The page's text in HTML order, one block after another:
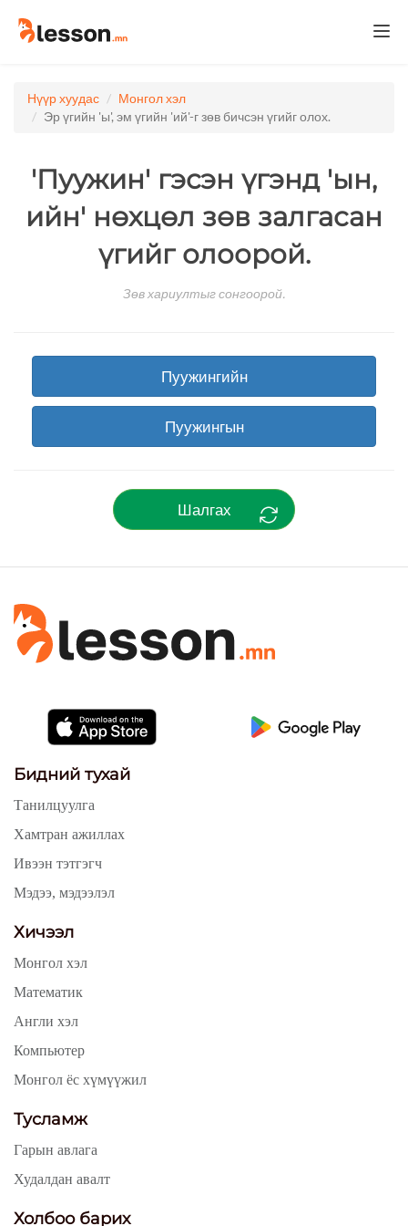
Нүүр хуудас
Монгол хэл
Эр үгийн 'ы', эм үгийн 'ий'-г зөв бичсэн үгийг олох.
'Пуужин' гэсэн үгэнд 'ын,
ийн' нөхцөл зөв залгасан
үгийг олоорой.
Зөв хариултыг сонгоорой.
Пуужингийн
Пуужингын
Шалгах
Бидний тухай
Танилцуулга
Хамтран ажиллах
Ивээн тэтгэгч
Мэдээ, мэдээлэл
Хичээл
Монгол хэл
Математик
Англи хэл
Компьютер
Монгол ёс хүмүүжил
Тусламж
Гарын авлага
Худалдан авалт
Холбоо барих